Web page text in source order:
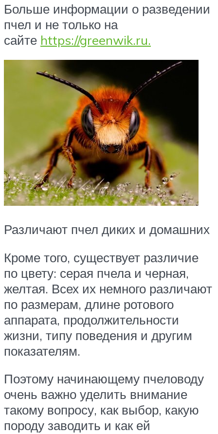
Больше информации о разведении
пчел и не только на
сайте https://greenwik.ru.
Различают пчел диких и домашних
Кроме того, существует различие
по цвету: серая пчела и черная,
желтая. Всех их немного различают
по размерам, длине ротового
аппарата, продолжительности
жизни, типу поведения и другим
показателям.
Поэтому начинающему пчеловоду
очень важно уделить внимание
такому вопросу, как выбор, какую
породу заводить и как ей